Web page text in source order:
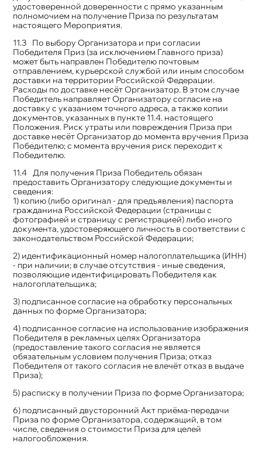
удостоверенной доверенности с прямо указанным
полномочием на получение Приза по результатам
настоящего Мероприятия.
По выбору Организатора и при согласии
Победителя Приз (за исключением Главного приза)
может быть направлен Победителю почтовым
отправлением, курьерской службой или иным способом
доставки на территории Российской Федерации.
Расходы по доставке несёт Организатор. В этом случае
Победитель направляет Организатору согласие на
доставку с указанием точного адреса, а также копии
документов, указанных в пункте 11.4. настоящего
Положения. Риск утраты или повреждения Приза при
доставке несёт Организатор до момента вручения Приза
Победителю; с момента вручения риск переходит к
Победителю.
Для получения Приза Победитель обязан
предоставить Организатору следующие документы и
сведения:
1) копию (либо оригинал - для предъявления) паспорта
гражданина Российской Федерации (страницы с
фотографией и страницу с регистрацией) либо иного
документа, удостоверяющего личность в соответствии с
законодательством Российской Федерации;
2) идентификационный номер налогоплательщика (ИНН)
- при наличии; в случае отсутствия - иные сведения,
позволяющие идентифицировать Победителя как
налогоплательщика;
3) подписанное согласие на обработку персональных
данных по форме Организатора;
4) подписанное согласие на использование изображения
Победителя в рекламных целях Организатора
(предоставление такого согласия не является
обязательным условием получения Приза; отказ
Победителя от такого согласия не влечёт отказ в выдаче
Приза);
5) расписку в получении Приза по форме Организатора;
6) подписанный двусторонний Акт приёма-передачи
Приза по форме Организатора, содержащий, в том
числе, сведения о стоимости Приза для целей
налогообложения.